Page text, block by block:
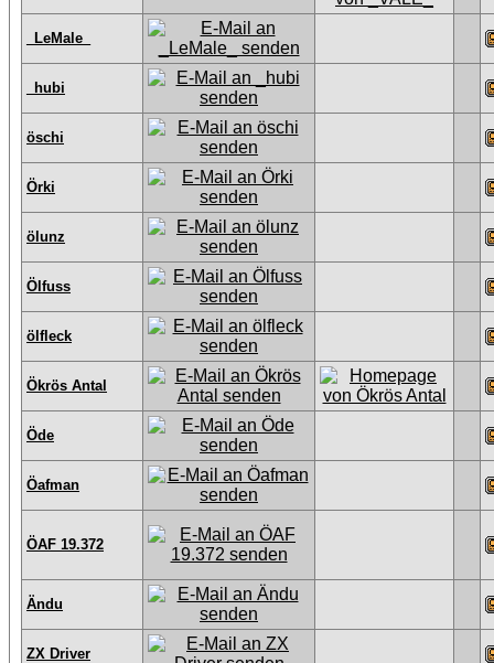
_LeMale_
_hubi
öschi
Örki
ölunz
Ölfuss
ölfleck
Ökrös Antal
Öde
Öafman
ÖAF 19.372
Ändu
ZX Driver